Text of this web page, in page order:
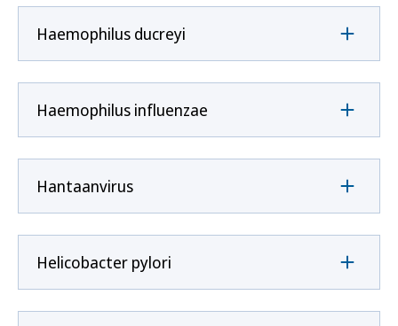
Haemophilus ducreyi
Haemophilus influenzae
Hantaanvirus
Helicobacter pylori